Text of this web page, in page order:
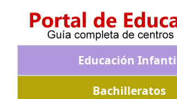
Educación
Bachilleratos